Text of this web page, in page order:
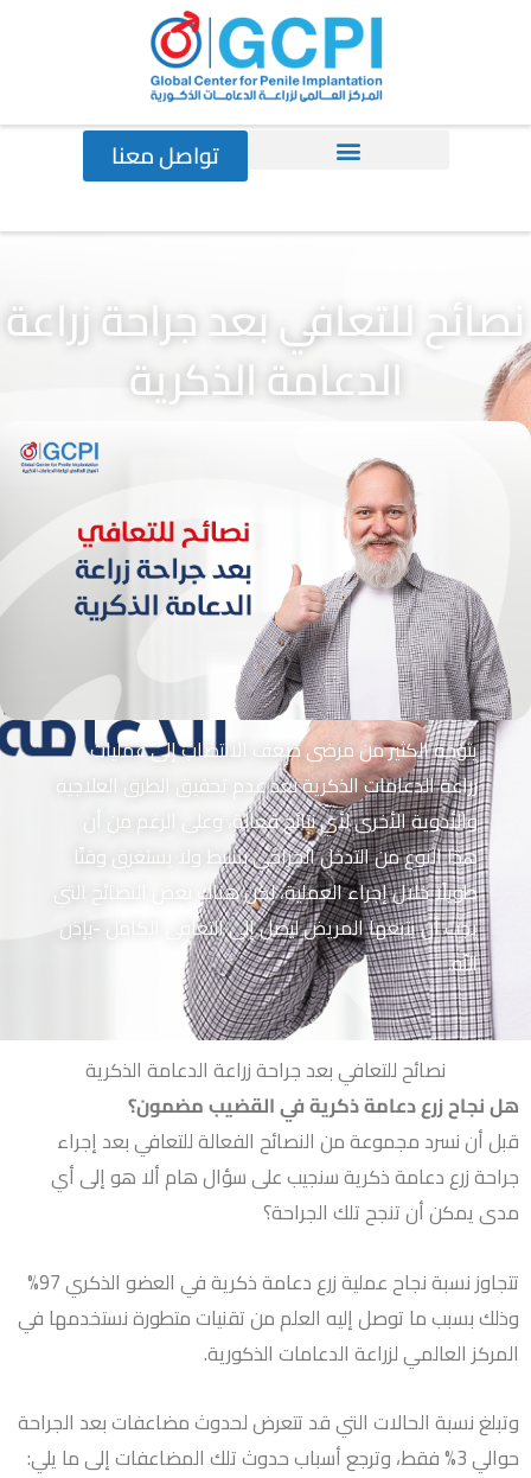
تواصل معنا
نصائح للتعافي بعد جراحة زراعة
الدعامة الذكرية
يتوجه الكثير من مرضى ضعف الانتصاب إلى عمليات
زراعة الدعامات الذكرية بعد عدم تحقيق الطرق العلاجية
والأدوية الأخرى لأي نتائج فعالة، وعلى الرغم من أن
هذا النوع من التدخل الجراحي بسيط ولا يستغرق وقتًا
طويلًا خلال إجراء العملية، لكن هناك بعض النصائح التي
يجب أن يتبعها المريض ليصل إلى التعافي الكامل -بإذن
اللّه.
نصائح للتعافي بعد جراحة زراعة الدعامة الذكرية
هل نجاح زرع دعامة ذكرية في القضيب مضمون؟
قبل أن نسرد مجموعة من النصائح الفعالة للتعافي بعد إجراء
جراحة زرع دعامة ذكرية سنجيب على سؤال هام ألا هو إلى أي
مدى يمكن أن تنجح تلك الجراحة؟
تتجاوز نسبة نجاح عملية زرع دعامة ذكرية في العضو الذكري 97%
وذلك بسبب ما توصل إليه العلم من تقنيات متطورة نستخدمها في
المركز العالمي لزراعة الدعامات الذكورية.
وتبلغ نسبة الحالات التي قد تتعرض لحدوث مضاعفات بعد الجراحة
حوالي 3% فقط، وترجع أسباب حدوث تلك المضاعفات إلى ما يلي: